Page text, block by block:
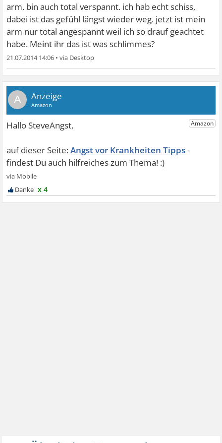
arm. bin auch total verspannt. ich hab echt schiss,
dabei ist das gefühl längst wieder weg. jetzt ist mein
arm nur total angespannt weil ich so drauf geachtet
habe. Meint ihr das ist was schlimmes?
21.07.2014 14:06 •
A
Angst vor Krankheiten Tipps
x 4